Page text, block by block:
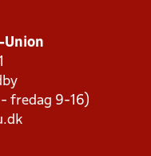
Union
- fredag 9-16)